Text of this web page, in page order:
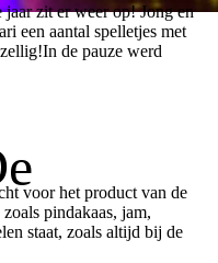
zit er weer op! Jong en
een aantal spelletjes met
de pauze werd
voor het product van de
pindakaas, jam,
staat, zoals altijd bij de